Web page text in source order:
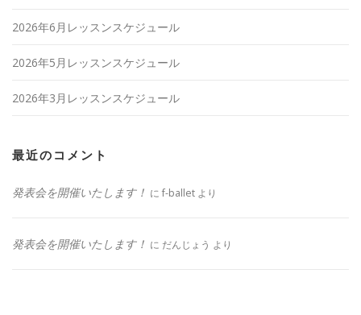
2026年6月レッスンスケジュール
2026年5月レッスンスケジュール
2026年3月レッスンスケジュール
最近のコメント
発表会を開催いたします！ に f-ballet より
発表会を開催いたします！ に だんじょう より